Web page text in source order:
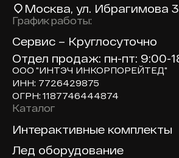
Москва, ул. Ибрагимова
График работы:
Сервис – Круглосуточно
Отдел продаж: пн-пт: 9:00-
ООО "ИНТЭЧ ИНКОРПОРЕЙТЕД"
ИНН: 7726429875
ОГРН: 1187746444874
Доп навигация по сайту
Каталог
Интерактивные комплекты
Лед оборудование